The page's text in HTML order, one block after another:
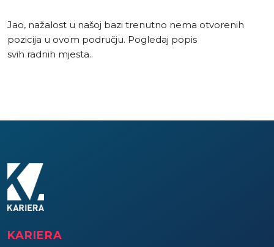
Jao, nažalost u našoj bazi trenutno nema otvorenih
pozicija u ovom području. Pogledaj popis
svih radnih mjesta..
KARIERA